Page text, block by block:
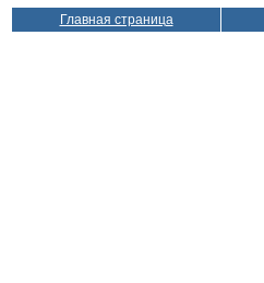
Главная страница